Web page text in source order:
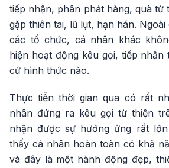
tiếp nhận, phân phát hàng, quà từ
gặp thiên tai, lũ lụt, hạn hán.
các tổ chức, cá nhân khác
hiện hoạt động kêu gọi, tiếp nhận
cứ hình thức nào.
Thực tiễn thời gian qua có rất
nhân đứng ra kêu gọi từ thiện
nhận được sự hưởng ứng rất
thấy cá nhân hoàn toàn có khả
và đây là một hành động đẹp,